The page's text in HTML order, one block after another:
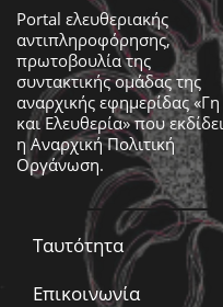
Portal ελευθεριακής
αντιπληροφόρησης,
πρωτοβουλία της
συντακτικής ομάδας της
αναρχικής εφημερίδας «Γη
και Ελευθερία» που εκδίδει
ηΑναρχική Πολιτική
Οργάνωση.
Ταυτότητα
Επικοινωνία